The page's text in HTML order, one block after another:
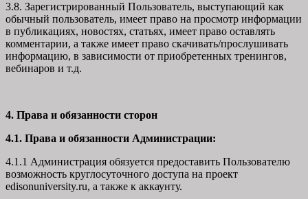
3.8. Зарегистрированный Пользователь, выступающий как
обычный пользователь, имеет право на просмотр информации
в публикациях, новостях, статьях, имеет право оставлять
комментарии, а также имеет право скачивать/прослушивать
информацию, в зависимости от приобретенных тренингов,
вебинаров и т.д.
4. Права и обязанности сторон
4.1. Права и обязанности Администрации:
4.1.1 Администрация обязуется предоставить Пользователю
возможность круглосуточного доступа на проект
edisonuniversity.ru, а также к аккаунту.